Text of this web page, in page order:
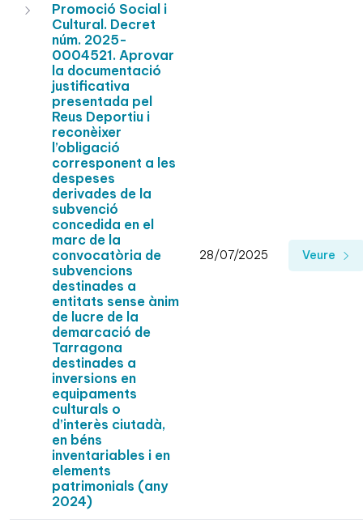
Promoció Social i
Cultural. Decret
núm. 2025-
0004521. Aprovar
la documentació
justificativa
presentada pel
Reus Deportiu i
reconèixer
l’obligació
corresponent a les
despeses
derivades de la
subvenció
concedida en el
marc de la
convocatòria de
subvencions
destinades a
entitats sense ànim
de lucre de la
demarcació de
Tarragona
destinades a
inversions en
equipaments
culturals o
d’interès ciutadà,
en béns
inventariables i en
elements
patrimonials (any
2024)
28/07/2025 Veure